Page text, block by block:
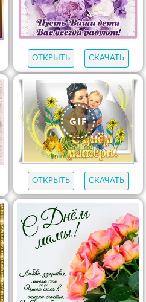
ОТКРЫТЬ СКАЧАТЬ
ОТКРЫТЬ СКАЧАТЬ